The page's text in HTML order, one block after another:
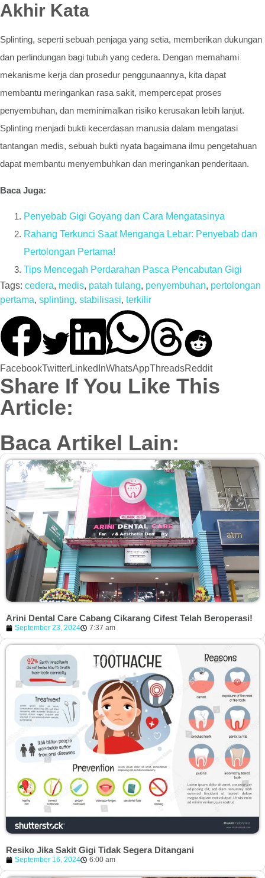
Akhir Kata
Splinting, seperti sebuah penjaga yang setia, memberikan dukungan
dan perlindungan bagi tubuh yang cedera. Dengan memahami
mekanisme kerja dan prosedur penggunaannya, kita dapat
membantu meringankan rasa sakit, mempercepat proses
penyembuhan, dan meminimalkan risiko kerusakan lebih lanjut.
Splinting menjadi bukti kecerdasan manusia dalam mengatasi
tantangan medis, sebuah bukti nyata bagaimana ilmu pengetahuan
dapat membantu menyembuhkan dan meringankan penderitaan.
Baca Juga:
Penyebab Gigi Goyang dan Cara Mengatasinya
Rahang Terkunci Saat Menganga Lebar: Penyebab dan
Pertolongan Pertama!
Tips Mencegah Perdarahan Pasca Pencabutan Gigi
Tags: cedera, medis, patah tulang, penyembuhan, pertolongan
pertama, splinting, stabilisasi, terkilir
FacebookTwitterLinkedInWhatsAppThreadsReddit
Share If You Like This
Article:
Baca Artikel Lain:
Arini Dental Care Cabang Cikarang Cifest Telah Beroperasi!
September 23, 2024 7:37 am
Resiko Jika Sakit Gigi Tidak Segera Ditangani
September 16, 2024 6:00 am